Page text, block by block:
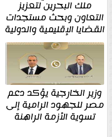
ملك البحرين لتعزيز
التعاون وبحث مستجدات
القضايا الإقليمية والدولية
وزير الخارجية يؤكد دعم
مصر للجهود الرامية إلى
تسوية الأزمة الراهنة